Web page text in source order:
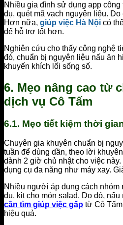
Nhiều gia đình sử dụng app
dụ, quét mã vạch nguyên liệu.
Hơn nữa, giúp việc Hà Nội có
để hỗ trợ tốt hơn.
Nghiên cứu cho thấy công nghệ
đó, chuẩn bị nguyên liệu nấu ăn
khuyến khích lối sống số.
6. Mẹo nâng cao từ
dịch vụ Cô Tấm
6.1. Mẹo tiết kiệm thời
Chuyên gia khuyên chuẩn bị
tuần để dùng dần, theo lời
dành 2 giờ chủ nhật cho việc
dụng cụ đa năng như máy xay.
Nhiều người áp dụng cách nhóm
dụ, kit cho món salad. Do đó,
cần tìm giúp việc gấp từ Cô
hiệu quả.